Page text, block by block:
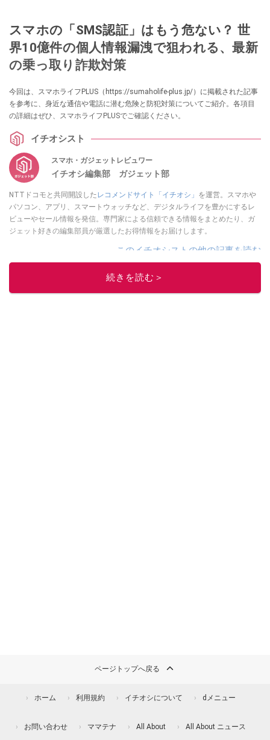
スマホの「SMS認証」はもう危ない？ 世
界10億件の個人情報漏洩で狙われる、最新
の乗っ取り詐欺対策
今回は、スマホライフPLUS（https://sumaholife-plus.jp/）に掲載された記事
を参考に、身近な通信や電話に潜む危険と防犯対策についてご紹介。各項目
の詳細はぜひ、スマホライフPLUSでご確認ください。
イチオシスト
スマホ・ガジェットレビュワー
イチオシ編集部 ガジェット部
NTTドコモと共同開設した レコメンドサイト「イチオシ」 を運営。スマホや
パソコン、アプリ、スマートウォッチなど、デジタルライフを豊かにするレ
ビューやセール情報を発信。専門家による信頼できる情報をまとめたり、ガ
ジェット好きの編集部員が厳選したお得情報をお届けします。
このイチオシストの他の記事を読む
続きを読む＞
ページトップへ戻る
ホーム 利用規約 イチオシについて dメニュー
お問い合わせ ママテナ All About All About ニュース